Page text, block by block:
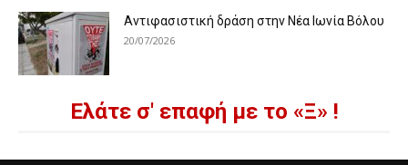
Αντιφασιστική δράση στην Νέα Ιωνία Βόλου
20/07/2026
Ελάτε σ' επαφή με το «Ξ» !